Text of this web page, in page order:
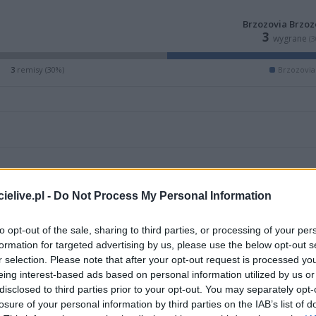
- Do Not Process My Personal Information
opt-out of the sale, sharing to third parties, or processing of your
for targeted advertising by us, please use the below opt-out
selection. Please note that after your opt-out request is processed
interest-based ads based on personal information utilized by us
to third parties prior to your opt-out. You may separately
of your personal information by third parties on the IAB’s list of
Brzozovia
3 wygrane
3remisy (30%)
ZOBACZ WIĘCEJ (6)